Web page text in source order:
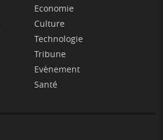
Economie
Culture
Technologie
Tribune
Evènement
Santé